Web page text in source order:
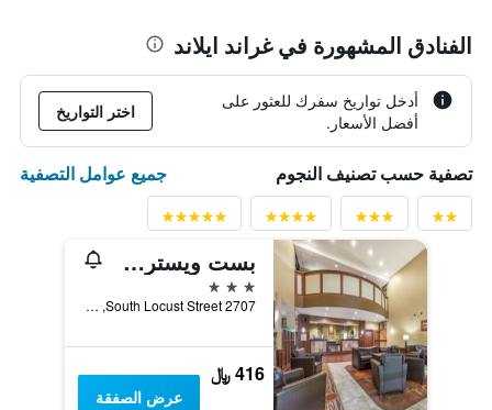
الفنادق المشهورة في غراند ايلاند
أدخل تواريخ سفرك للعثور على
أفضل الأسعار.
اختر التواريخ
تصفية حسب تصنيف النجوم جميع عوامل التصفية
بست ويسترن بلس غراند أيلاند إن آند سويتس
3 نجوم
2707 South Locust Street, غراند ايلاند, NE, الولايات المتحدة الأميريكية
416 ﷼
عرض الصفقة